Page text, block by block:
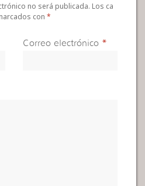
no será publicada. Los ca
con*
Correo electrónico *